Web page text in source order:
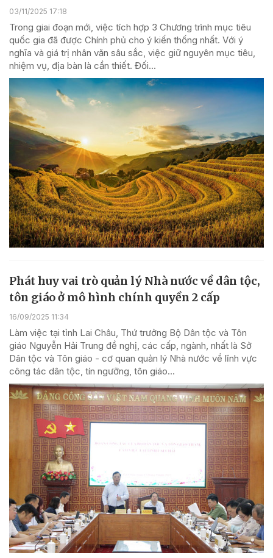
03/11/2025 17:18
Trong giai đoạn mới, việc tích hợp 3 Chương trình mục tiêu
quốc gia đã được Chính phủ cho ý kiến thống nhất. Với ý
nghĩa và giá trị nhân văn sâu sắc, việc giữ nguyên mục tiêu,
nhiệm vụ, địa bàn là cần thiết. Đối...
Phát huy vai trò quản lý Nhà nước về dân tộc,
tôn giáo ở mô hình chính quyền 2 cấp
16/09/2025 11:34
Làm việc tại tỉnh Lai Châu, Thứ trưởng Bộ Dân tộc và Tôn
giáo Nguyễn Hải Trung đề nghị, các cấp, ngành, nhất là Sở
Dân tộc và Tôn giáo - cơ quan quản lý Nhà nước về lĩnh vực
công tác dân tộc, tín ngưỡng, tôn giáo...